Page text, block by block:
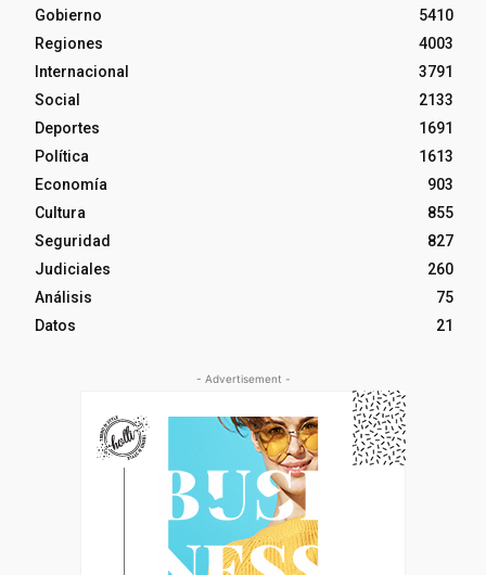
Gobierno
5410
Regiones
4003
Internacional
3791
Social
2133
Deportes
1691
Política
1613
Economía
903
Cultura
855
Seguridad
827
Judiciales
260
Análisis
75
Datos
21
- Advertisement -